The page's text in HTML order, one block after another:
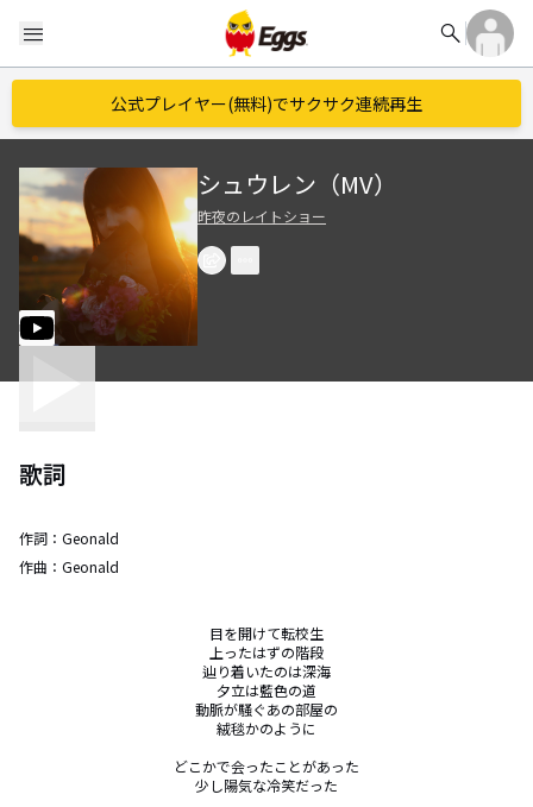
menu search
公式プレイヤー(無料)でサクサク連続再生
シュウレン（MV）
昨夜のレイトショー
歌詞
作詞： Geonald
作曲： Geonald
目を開けて転校生
上ったはずの階段
辿り着いたのは深海
夕立は藍色の道
動脈が騒ぐあの部屋の
絨毯かのように
どこかで会ったことがあった
少し陽気な冷笑だった